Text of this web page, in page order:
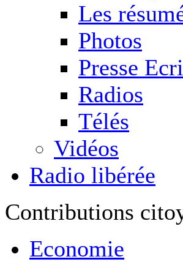
Les
Photos
Presse
Radios
Télés
Vidéos
Radio libérée
Contributions
Economie